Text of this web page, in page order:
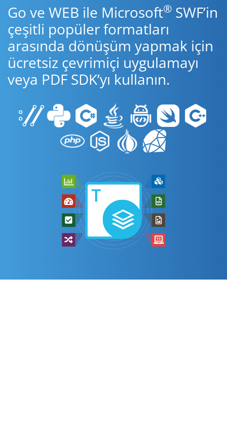
Go ve WEB ile Microsoft® SWF’in
çeşitli popüler formatları
arasında dönüşüm yapmak için
ücretsiz çevrimiçi uygulamayı
veya PDF SDK’yı kullanın.